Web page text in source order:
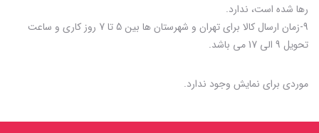
رها شده است، ندارد.
9-زمان ارسال کالا برای تهران و شهرستان ها بین 5 تا 7 روز کاری و ساعت
تحویل 9 الی 17 می باشد.
موردی برای نمایش وجود ندارد.